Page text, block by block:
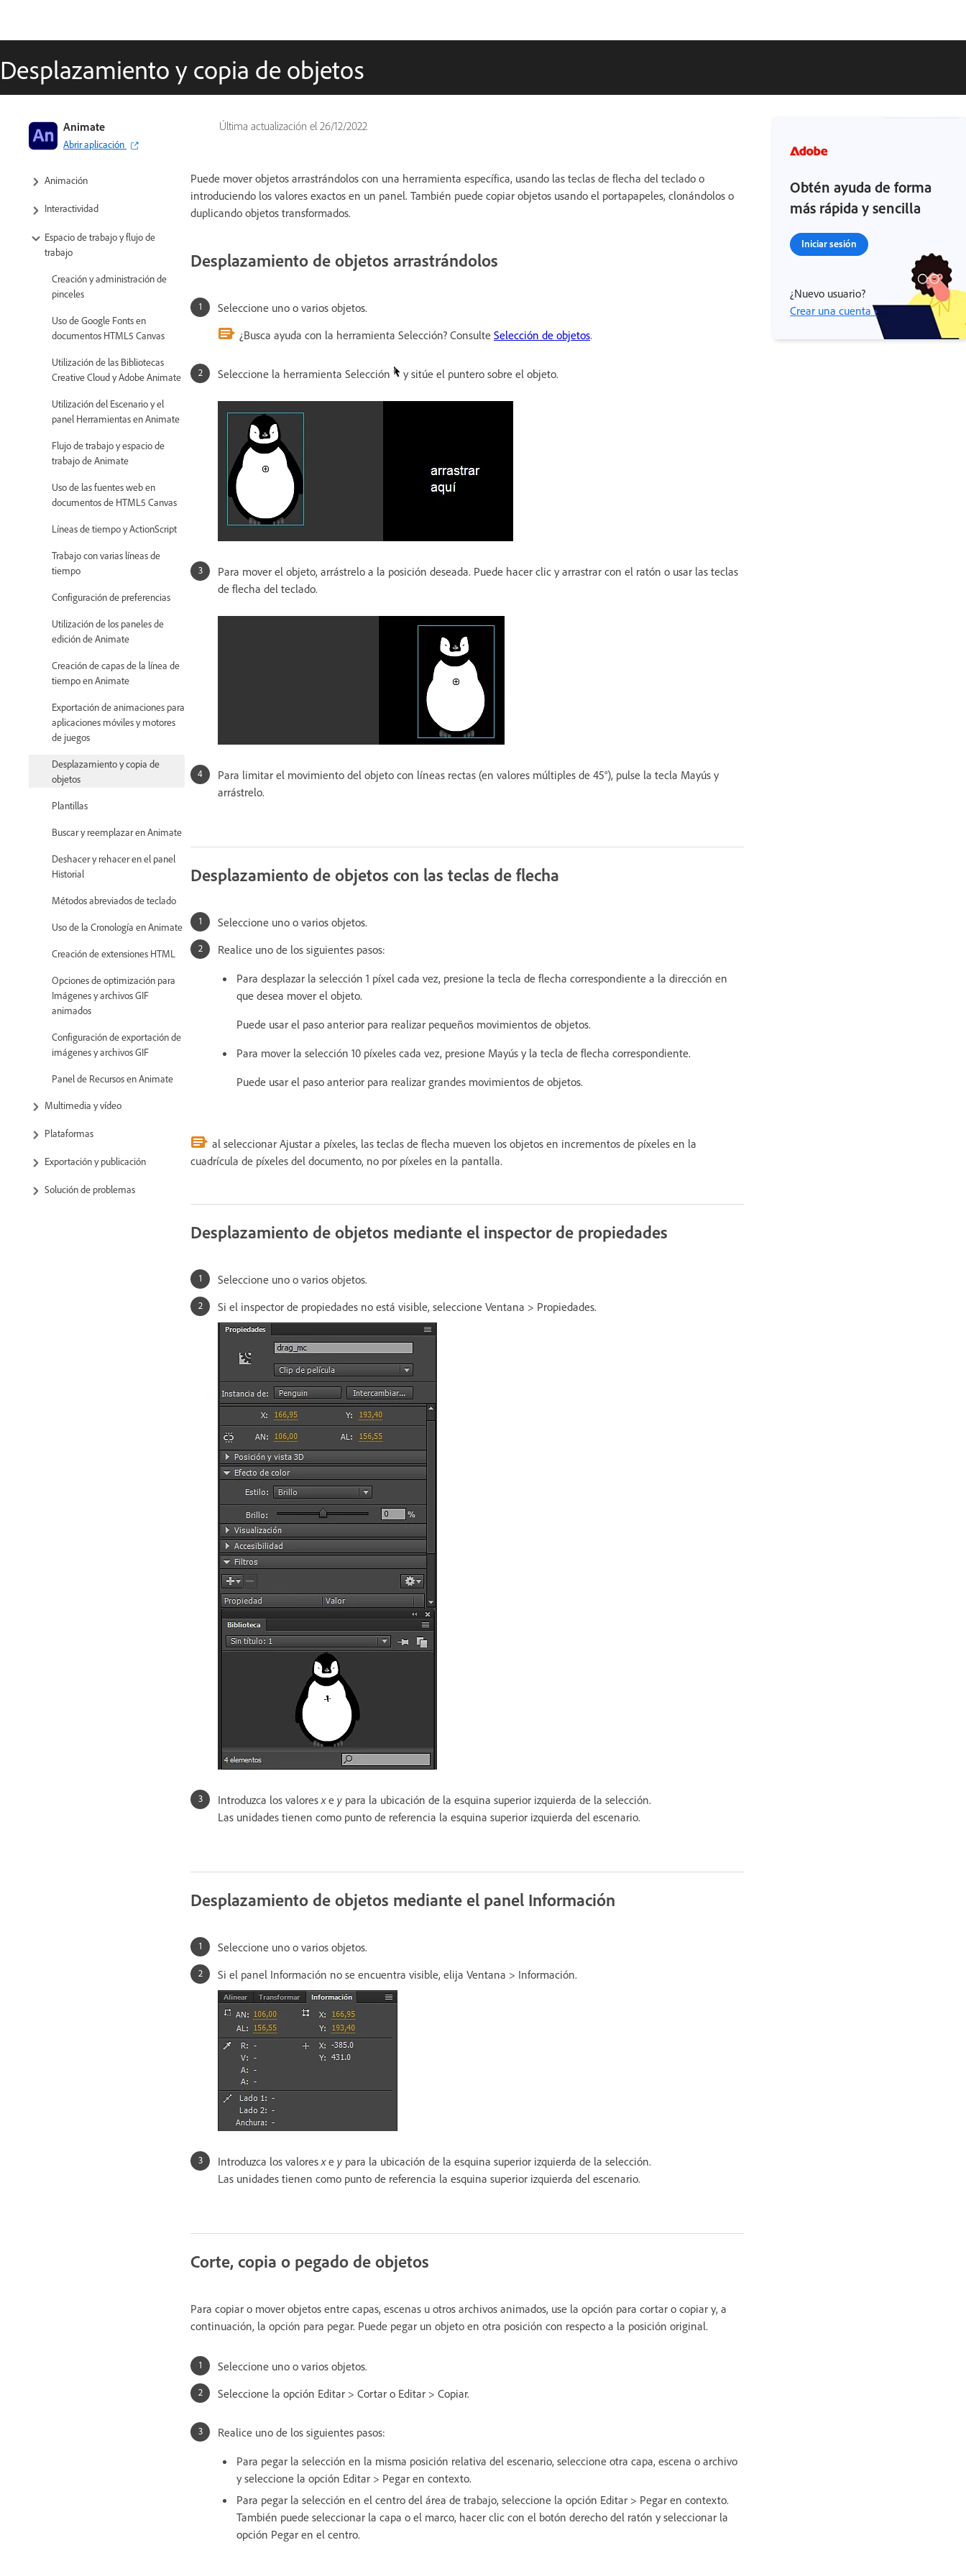
Desplazamiento y copia de objetos
Última actualización el 26/12/2022
Animate
Abrir aplicación
Guía del usuario de Adobe Animate
Introducción a Animate
Animación
Interactividad
Espacio de trabajo y flujo de
trabajo
Creación y administración de
pinceles
Uso de Google Fonts en
documentos HTML5 Canvas
Utilización de las Bibliotecas
Creative Cloud y Adobe Animate
Utilización del Escenario y el
panel Herramientas en Animate
Flujo de trabajo y espacio de
trabajo de Animate
Uso de las fuentes web en
documentos de HTML5 Canvas
Líneas de tiempo y ActionScript
Trabajo con varias líneas de
tiempo
Configuración de preferencias
Utilización de los paneles de
edición de Animate
Creación de capas de la línea de
tiempo en Animate
Exportación de animaciones para
aplicaciones móviles y motores
de juegos
Desplazamiento y copia de
objetos
Plantillas
Buscar y reemplazar en Animate
Deshacer y rehacer en el panel
Historial
Métodos abreviados de teclado
Uso de la Cronología en Animate
Creación de extensiones HTML
Opciones de optimización para
Imágenes y archivos GIF
animados
Configuración de exportación de
imágenes y archivos GIF
Panel de Recursos en Animate
Multimedia y vídeo
Plataformas
Exportación y publicación
Solución de problemas
Puede mover objetos arrastrándolos con una herramienta específica, usando las teclas de flecha del teclado o
introduciendo los valores exactos en un panel. También puede copiar objetos usando el portapapeles, clonándolos o
duplicando objetos transformados.
Desplazamiento de objetos arrastrándolos
Seleccione uno o varios objetos.
¿Busca ayuda con la herramienta Selección? Consulte Selección de objetos.
Seleccione la herramienta Selección y sitúe el puntero sobre el objeto.
Para mover el objeto, arrástrelo a la posición deseada. Puede hacer clic y arrastrar con el ratón o usar las teclas
de flecha del teclado.
Para limitar el movimiento del objeto con líneas rectas (en valores múltiples de 45°), pulse la tecla Mayús y
arrástrelo.
Desplazamiento de objetos con las teclas de flecha
Seleccione uno o varios objetos.
Realice uno de los siguientes pasos:
Para desplazar la selección 1 píxel cada vez, presione la tecla de flecha correspondiente a la dirección en
que desea mover el objeto.
Puede usar el paso anterior para realizar pequeños movimientos de objetos.
Para mover la selección 10 píxeles cada vez, presione Mayús y la tecla de flecha correspondiente.
Puede usar el paso anterior para realizar grandes movimientos de objetos.
al seleccionar Ajustar a píxeles, las teclas de flecha mueven los objetos en incrementos de píxeles en la
cuadrícula de píxeles del documento, no por píxeles en la pantalla.
Desplazamiento de objetos mediante el inspector de propiedades
Seleccione uno o varios objetos.
Si el inspector de propiedades no está visible, seleccione Ventana > Propiedades.
Introduzca los valores xe y para la ubicación de la esquina superior izquierda de la selección.
Las unidades tienen como punto de referencia la esquina superior izquierda del escenario.
Desplazamiento de objetos mediante el panel Información
Seleccione uno o varios objetos.
Si el panel Información no se encuentra visible, elija Ventana > Información.
Introduzca los valores xe y para la ubicación de la esquina superior izquierda de la selección.
Las unidades tienen como punto de referencia la esquina superior izquierda del escenario.
Corte, copia o pegado de objetos
Para copiar o mover objetos entre capas, escenas u otros archivos animados, use la opción para cortar o copiar y, a
continuación, la opción para pegar. Puede pegar un objeto en otra posición con respecto a la posición original.
Seleccione uno o varios objetos.
Seleccione la opción Editar > Cortar o Editar > Copiar.
Realice uno de los siguientes pasos:
Para pegar la selección en la misma posición relativa del escenario, seleccione otra capa, escena o archivo
y seleccione la opción Editar > Pegar en contexto.
Para pegar la selección en el centro del área de trabajo, seleccione la opción Editar > Pegar en contexto.
También puede seleccionar la capa o el marco, hacer clic con el botón derecho del ratón y seleccionar la
opción Pegar en el centro.
Obtén ayuda de forma
más rápida y sencilla
Iniciar sesión
¿Nuevo usuario?
Crear una cuenta ›